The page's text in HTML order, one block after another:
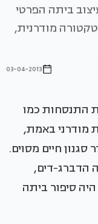
ביתה הפרטי
מודרנית,
03-04-2013
התנסחות כמו
מודרני באמת,
סגנון חיים מסוים.
הדברג-דים,
סיפור ביתה